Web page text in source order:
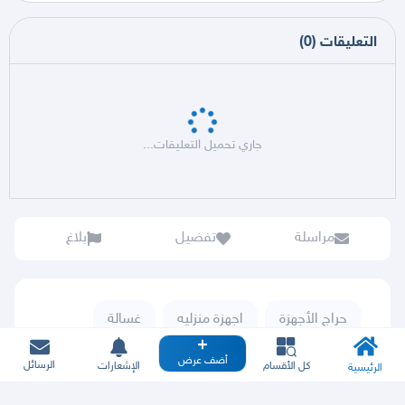
التعليقات (
0
)
جاري تحميل التعليقات...
مراسلة تفضيل بلاغ
حراج الأجهزة اجهزة منزليه غسالة
الرئيسية كل الأقسام أضف عرض الإشعارات الرسائل